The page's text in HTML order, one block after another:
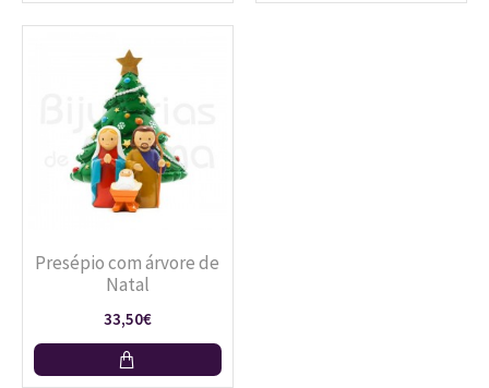
Presépio com árvore de
Natal
33,50€